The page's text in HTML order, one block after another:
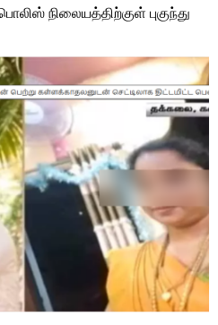
நிலையத்திற்குள் புகுந்து